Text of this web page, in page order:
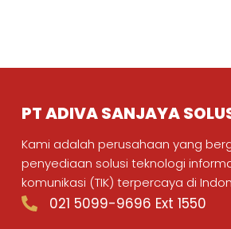
PT ADIVA SANJAYA
Kami adalah perusahaan yang
penyediaan solusi teknologi
komunikasi (TIK) terpercaya di
021 5099-9696 Ext 1550